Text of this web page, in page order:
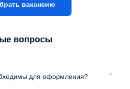
вакансию
вопросы
для оформления?